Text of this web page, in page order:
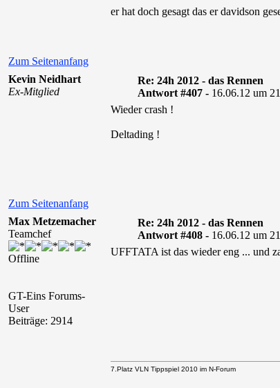
er hat doch gesagt das er davidson
Zum Seitenanfang
Kevin Neidhart
Ex-Mitglied
Re: 24h 2012 - das Rennen
Antwort #407 - 16.06.12 um
Wieder crash !
Deltading !
Zum Seitenanfang
Max Metzemacher
Teamchef
Offline
GT-Eins Forums-
User
Beiträge: 2914
Re: 24h 2012 - das Rennen
Antwort #408 - 16.06.12 um
UFFTATA ist das wieder eng ... und
7.Platz VLN Tippspiel 2010 im N-Forum